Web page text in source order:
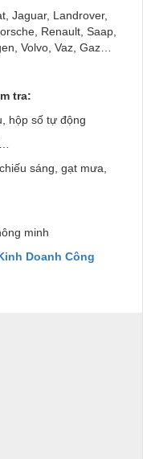
Jaguar, Landrover,
Renault, Saap,
Volvo, Vaz, Gaz…
tra:
hộp số tự động
sáng, gạt mưa,
minh
Doanh Công